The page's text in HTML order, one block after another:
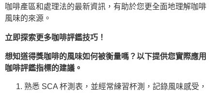
咖啡產區和處理法的最新資訊，有助於您更全面地理解咖啡
風味的來源。
立即探索更多咖啡評鑑技巧！
想知道得獎咖啡的風味如何被衡量嗎？以下提供您實際應用
咖啡評鑑指標的建議。
熟悉 SCA 杯測表，並經常練習杯測，記錄風味感受，